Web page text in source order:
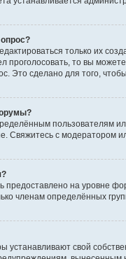
только их
проголосовать, то вы
Это сделано для того,
пользователям
Свяжитесь с модератором
на уровне
членам определённых
устанавливают свой